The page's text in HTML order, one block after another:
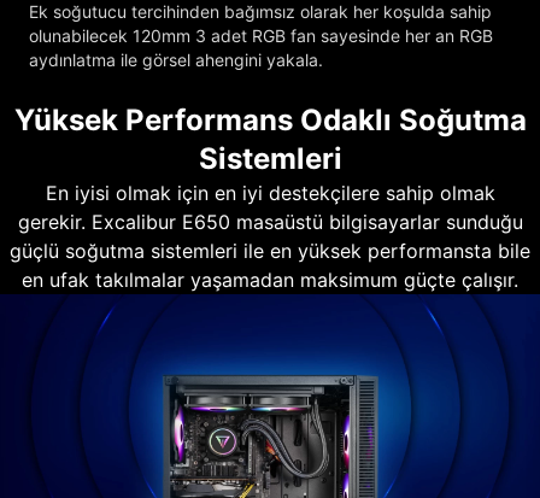
Ek soğutucu tercihinden bağımsız olarak her koşulda sahip
olunabilecek 120mm 3 adet RGB fan sayesinde her an RGB
aydınlatma ile görsel ahengini yakala.
Yüksek Performans Odaklı Soğutma
Sistemleri
En iyisi olmak için en iyi destekçilere sahip olmak
gerekir. Excalibur E650 masaüstü bilgisayarlar sunduğu
güçlü soğutma sistemleri ile en yüksek performansta bile
en ufak takılmalar yaşamadan maksimum güçte çalışır.